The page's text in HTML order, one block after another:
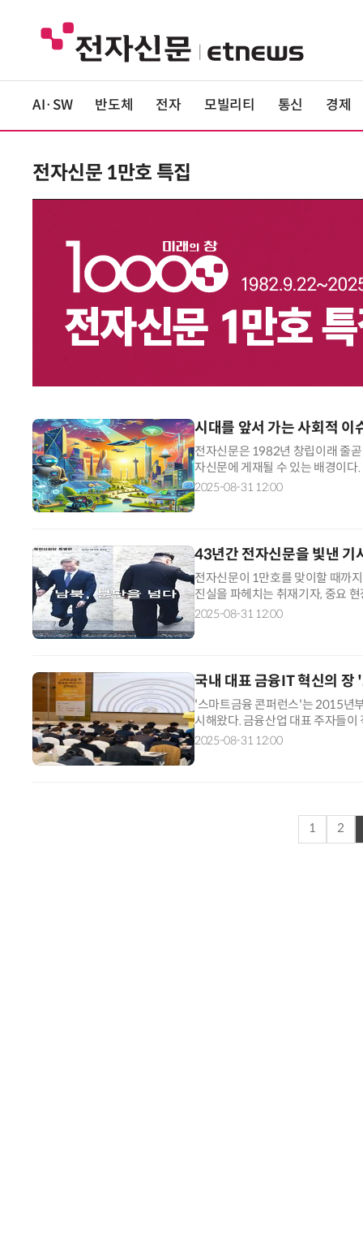
AI·SW 반도체 전자 모빌리티 통신 경제
전자신문 1만호 특집
시대를 앞서 가는 사회적 이
전자신문은 1982년 창립이래 줄
자신문에 게재될 수 있는 배경이
과하지 않았다. 시대를 앞서가는
2025-08-31 12:00
43년간 전자신문을 빛낸 기
전자신문이 1만호를 맞이할 때까
진실을 파헤치는 취재기자, 중요
당하는 편집기자의 노력으로 완성
2025-08-31 12:00
국내 대표 금융IT 혁신의 장
'스마트금융 콘퍼런스'는 2015년
시해왔다. 금융산업 대표 주자들
지금까지 전회 매진을 기록하며
2025-08-31 12:00
1 2